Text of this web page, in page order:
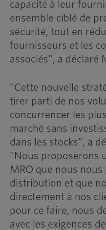
capacité à leur
ensemble ciblé de
sécurité, tout en
fournisseurs et les
associés", a déclaré
"Cette nouvelle
tirer parti de nos
concurrencer les
marché sans
dans les stocks", a
"Nous proposerons
MRO que nous
distribution et que
directement à nos
pour ce faire, nous
avec les exigences